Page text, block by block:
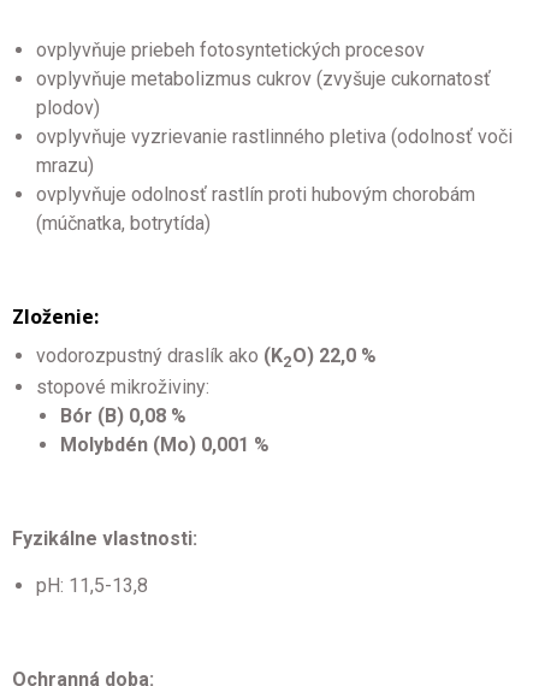
ovplyvňuje priebeh fotosyntetických procesov
ovplyvňuje metabolizmus cukrov (zvyšuje cukornatosť
plodov)
ovplyvňuje vyzrievanie rastlinného pletiva (odolnosť voči
mrazu)
ovplyvňuje odolnosť rastlín proti hubovým chorobám
(múčnatka, botrytída)
Zloženie:
vodorozpustný draslík ako (K2O) 22,0 %
stopové mikroživiny:
Bór (B) 0,08 %
Molybdén (Mo) 0,001 %
Fyzikálne vlastnosti:
pH: 11,5-13,8
Ochranná doba: